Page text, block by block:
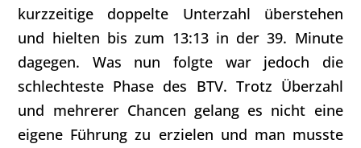
kurzzeitige doppelte Unterzahl überstehen
und hielten bis zum 13:13 in der 39. Minute
dagegen. Was nun folgte war jedoch die
schlechteste Phase des BTV. Trotz Überzahl
und mehrerer Chancen gelang es nicht eine
eigene Führung zu erzielen und man musste